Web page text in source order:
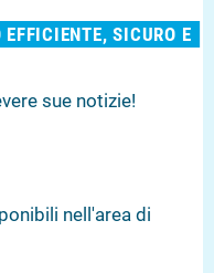
SICURO E
sue notizie!
nell'area di